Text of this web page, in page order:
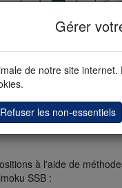
à l'aide de
SSB :
Gérer
de notre site internet.
Refuser les non-essentiels